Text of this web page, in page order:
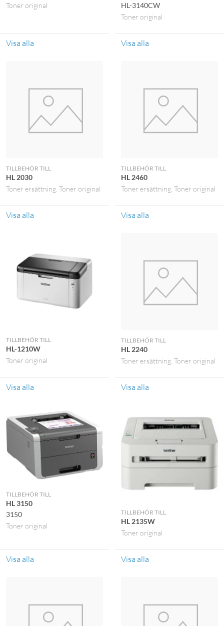
Toner original
Visa alla
HL-3140CW
Toner original
Visa alla
TILLBEHÖR TILL
HL 2030
Toner ersättning Toner original
Visa alla
TILLBEHÖR TILL
HL 2460
Toner ersättning Toner original
Visa alla
TILLBEHÖR TILL
HL-1210W
Toner original
Visa alla
TILLBEHÖR TILL
HL 2240
Toner ersättning Toner original
Visa alla
TILLBEHÖR TILL
HL 3150
3150
Toner original
Visa alla
TILLBEHÖR TILL
HL 2135W
Toner original
Visa alla